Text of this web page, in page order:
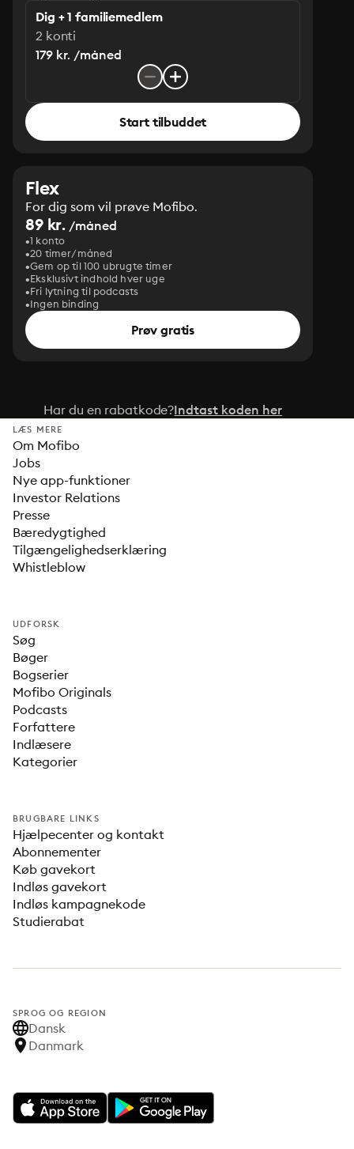
Dig + 1 familiemedlem
2 konti
179 kr. /måned
Start tilbuddet
Flex
For dig som vil prøve Mofibo.
89 kr. /måned
1 konto
20 timer/måned
Gem op til 100 ubrugte timer
Eksklusivt indhold hver uge
Fri lytning til podcasts
Ingen binding
Prøv gratis
Har du en rabatkode?Indtast koden her
LÆS MERE
Om Mofibo
Jobs
Nye app-funktioner
Investor Relations
Presse
Bæredygtighed
Tilgængelighedserklæring
Whistleblow
UDFORSK
Søg
Bøger
Bogserier
Mofibo Originals
Podcasts
Forfattere
Indlæsere
Kategorier
BRUGBARE LINKS
Hjælpecenter og kontakt
Abonnementer
Køb gavekort
Indløs gavekort
Indløs kampagnekode
Studierabat
SPROG OG REGION
Dansk
Danmark